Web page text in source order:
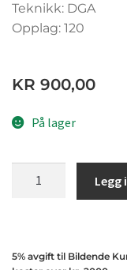
Teknikk: DGA
Opplag: 120
KR 900,00
På lager
Legg
5% avgift til Bildende